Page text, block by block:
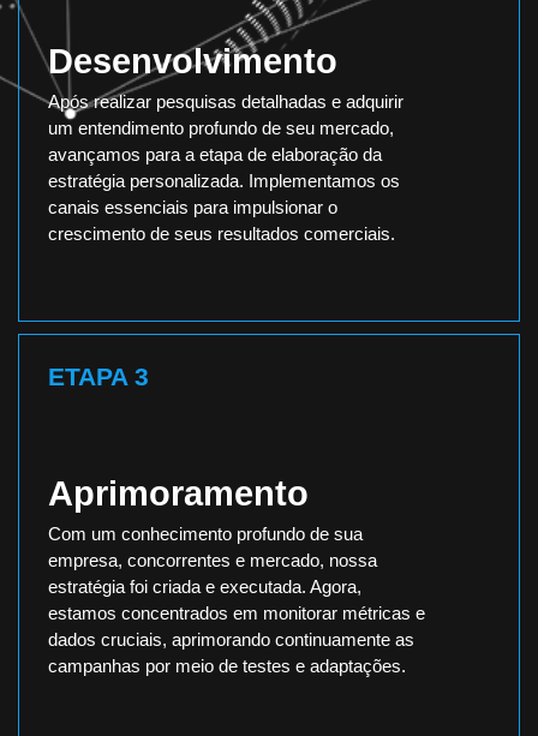
Desenvolvimento
Após realizar pesquisas detalhadas e adquirir
um entendimento profundo de seu mercado,
avançamos para a etapa de elaboração da
estratégia personalizada. Implementamos os
canais essenciais para impulsionar o
crescimento de seus resultados comerciais.
ETAPA 3
Aprimoramento
Com um conhecimento profundo de sua
empresa, concorrentes e mercado, nossa
estratégia foi criada e executada. Agora,
estamos concentrados em monitorar métricas e
dados cruciais, aprimorando continuamente as
campanhas por meio de testes e adaptações.